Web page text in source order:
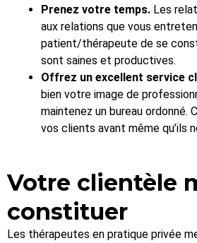
Prenez votre temps. Les
aux relations que vous
patient/thérapeute de se
sont saines et productives.
Offrez un excellent service
bien votre image de
maintenez un bureau ordonné.
vos clients avant même qu’ils
Votre clientèle
constituer
Les thérapeutes en pratique privée